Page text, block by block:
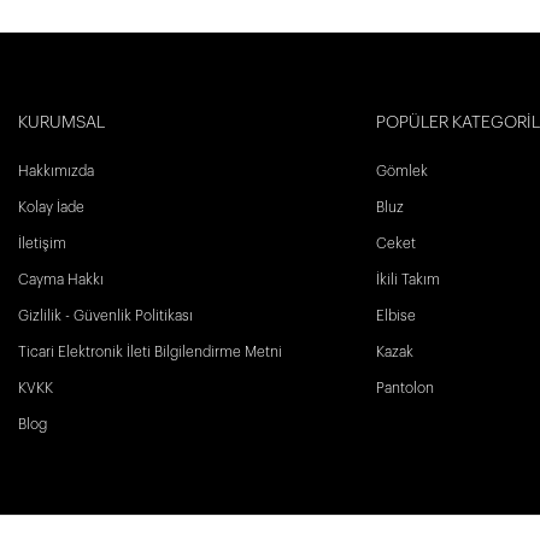
KURUMSAL
Hakkımızda
Kolay İade
İletişim
Cayma Hakkı
Gizlilik - Güvenlik Politikası
Ticari Elektronik İleti Bilgilendirme Metni
KVKK
Blog
POPÜLER
Gömlek
Bluz
Ceket
İkili Takım
Elbise
Kazak
Pantolon